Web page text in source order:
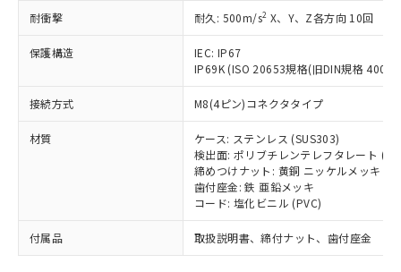
耐衝撃 耐久: 500m/s2 X、Y、Z各方向 10回
保護構造
IEC: IP67
IP69K (ISO 20653規格(旧DIN規格
接続方式 M8(4ピン)コネクタタイプ
材質
ケース: ステンレス (SUS303)
検出面: ポリブチレンテレフタレート
締めつけナット: 黄銅 ニッケルメッキ
歯付座金: 鉄 亜鉛メッキ
コード: 塩化ビニル (PVC)
付属品 取扱説明書、締付ナット、歯付座金
覧された時点での実際の在庫および標
準価格とは異なる場合があることをご
了承ください。
正式な納期状況および標準価格はお客
様のお取引先、またはお客様担当のオ
ムロン制御機器販売店・当社販売員に
ご相談ください。
オムロン制御機器販売店や当社販売拠
販売ネットワーク
」をご確認
在庫状況および標準価格結果を当社の
事前の承諾なく第三者に漏洩または開
示しないようお願いします。
マイパーツ機能（部品リスト作成サー
ミウム(Cd) 100ppm以下、
六価クロム(Cr(Ⅵ)) 1000ppm以下、ポリ臭化ビフェニル
ル) (DEHP)(別名：DOP) 1000ppm以下、フタル酸ブチ
ルベンジル（BBP） 1000ppm以下、フタル酸ジブチル
（DBP） 1000ppm以下、フタル酸ジイソブチル
(DIBP) 1000ppm以下
但し、RoHS指令で産業用監視および制御機器に対する
フタル酸エステル類の４物質については閾値を超える意
図的な使用がないことを確認しています。
部品在庫の切り替え状況などにより、予定
月が前後することがあります。
Pb(鉛) :1000ppm、 Hg(水銀) : 1000ppm、 Cd(カドミウ
Cr(Ⅵ)(六価クロム) : 1000ppm、 PBBs(ポリ臭化ビフェ
ニル類) : 1000ppm、 PBDEs(ポリ臭化ジフェニルエーテ
ル類) : 1000ppm、
DBP(フタル酸ジブチル) : 1000ppm、 DIBP(フタル酸ジ
イソブチル) : 1000ppm、 BBP(フタル酸ブチルベンジ
ル) : 1000ppm、
DEHP(フタル酸ビス(2-エチルヘキシル)) : 1000ppm
※2 環境保護使用期限
「ｅ」：有害物質（10物質）のすべてが基
準値以下であることを示します。
「10」：通常の使用状況下において有害物
質が外部に漏えいし、環境に深刻な影響を
可)を取得するなどの必要な手続きを
当社は規制貨物を破棄する場合は、完
全に破砕するなど、違法に輸出されな
いよう必要な手段を講じます。
当社は貴社製品を、核兵器、ミサイ
ル、化学兵器、生物兵器またはその他
武器並びにこれらの製造装置等に一切
使用いたしません。
当社は、貴社製品を第三者に販売する
場合は、上記1、2および3の内容を当
該第三者に通知します。また当社は、
販売先および販売に係わる関係者が違
法に輸出するおそれがある場合は、取
一定数以上の在庫あり
一定数には満たないが在庫あり
在庫なし(最新の在庫状況につ
いては、お客様のお取引先、ま
たはお客様担当のオムロン制御
機器販売店・当社販売員にご確
認ください)
受注生産機種、また在庫状況の